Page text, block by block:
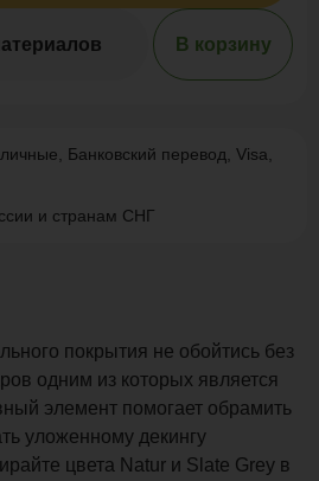
В корзину
Банковский перевод, Visa,
и странам СНГ
покрытия не обойтись без
одним из которых является
элемент помогает обрамить
уложенному декингу
цвета Natur и Slate Grey в